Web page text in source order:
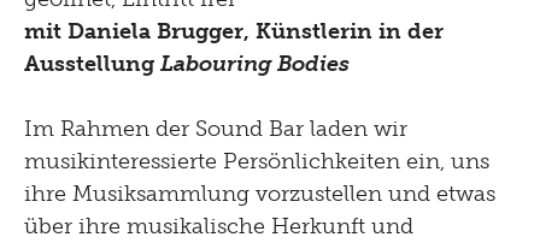
Kultur Inklusiv
Menu
Picknick
Brunch
Kontakt
Late Thursday Menu
Shop
mit Daniela Brugger, Künstlerin in der
Ausstellung Labouring Bodies
Im Rahmen der Sound Bar laden wir
musikinteressierte Persönlichkeiten ein, uns
ihre Musiksammlung vorzustellen und etwas
über ihre musikalische Herkunft und